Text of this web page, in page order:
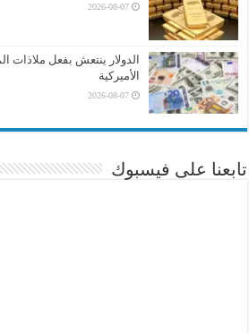
2026-08-07
الدولار ينتعش بفعل ملاذات
الأميركية
2026-08-07
تابعنا على فيسبوك